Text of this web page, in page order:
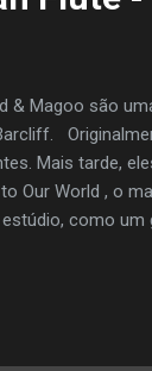
& Magoo são
Mais tarde,
Our World , o
como um
, Pharrell ,
e na periferia.